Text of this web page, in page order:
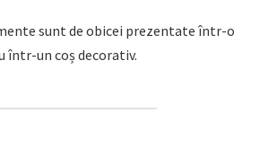
sunt de obicei prezentate într-o
într-un coș decorativ.